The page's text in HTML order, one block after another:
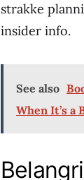
strakke
insider info.
See also
When It’s a